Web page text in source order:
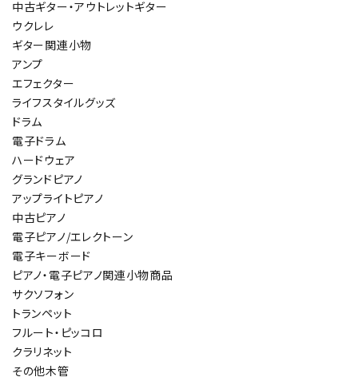
中古ギター・アウトレットギター
ウクレレ
ギター関連小物
アンプ
エフェクター
ライフスタイルグッズ
ドラム
電子ドラム
ハードウェア
グランドピアノ
アップライトピアノ
中古ピアノ
電子ピアノ/エレクトーン
電子キーボード
ピアノ・電子ピアノ関連小物商品
サクソフォン
トランペット
フルート・ピッコロ
クラリネット
その他木管